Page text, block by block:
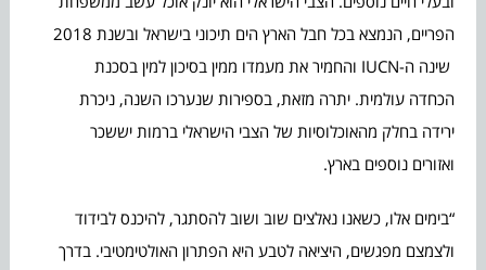
הפריים, הנמצא בכל חבל הארץ הים תיכוני בישראל ובשנת 2018
שינה ה-IUCN והחמיר את מעמדו ממין בסיכון למין בסכנת
הכחדה עולמית. יתרה מזאת, בספירות שנערכו השנה, ניכרת
ירידה בחלק מהאוכלוסיות של הצבי הישראלי ברמות יששכר
ואזורים נוספים בארץ.
“בימים אלו, כשאנו נאלצים שוב ושוב להסתגר, להיכנס לבידוד
ולצמצם מפגשים, היציאה לטבע היא הפתרון האולטימטיבי. בדרך